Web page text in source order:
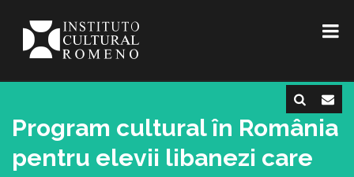
Program cultural în România
pentru elevii libanezi care